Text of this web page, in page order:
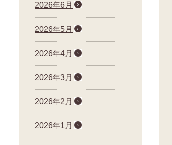
2026年6月
2026年5月
2026年4月
2026年3月
2026年2月
2026年1月